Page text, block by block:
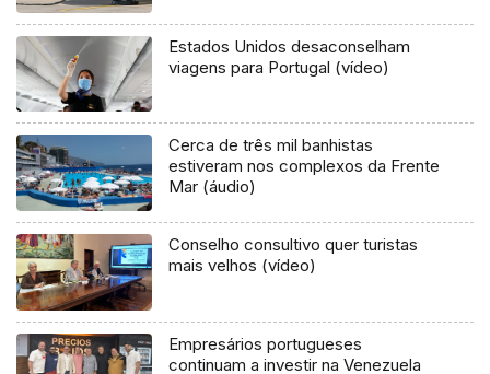
Estados Unidos desaconselham
viagens para Portugal (vídeo)
Cerca de três mil banhistas
estiveram nos complexos da Frente
Mar (áudio)
Conselho consultivo quer turistas
mais velhos (vídeo)
Empresários portugueses
continuam a investir na Venezuela